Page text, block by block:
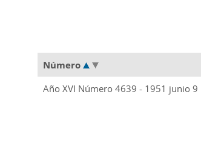
Número
Año XVI Número 4639 - 1951 junio 9